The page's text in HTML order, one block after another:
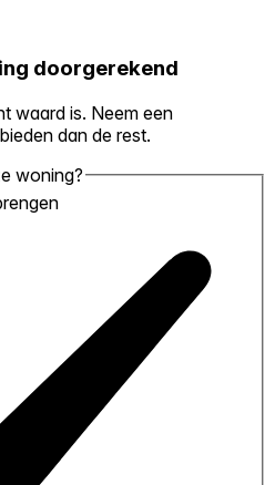
doorgerekend
waard is. Neem een
dan de rest.
woning?